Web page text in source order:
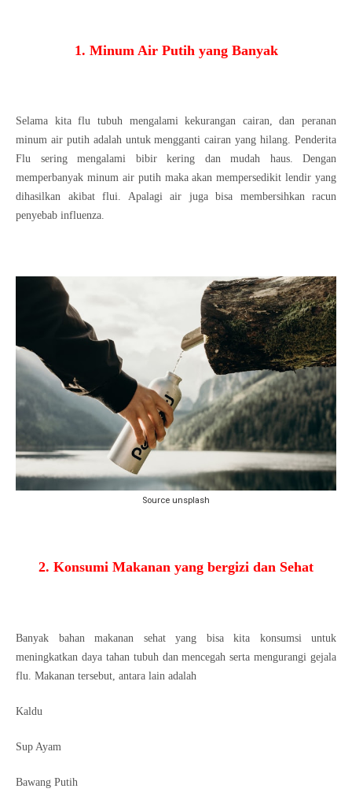
1. Minum Air Putih yang Banyak
Selama kita flu tubuh mengalami kekurangan cairan, dan peranan
minum air putih adalah untuk mengganti cairan yang hilang. Penderita
Flu sering mengalami bibir kering dan mudah haus. Dengan
memperbanyak minum air putih maka akan mempersedikit lendir yang
dihasilkan akibat flui. Apalagi air juga bisa membersihkan racun
penyebab influenza.
Source unsplash
2. Konsumi Makanan yang bergizi dan Sehat
Banyak bahan makanan sehat yang bisa kita konsumsi untuk
meningkatkan daya tahan tubuh dan mencegah serta mengurangi gejala
flu. Makanan tersebut, antara lain adalah
Kaldu
Sup Ayam
Bawang Putih